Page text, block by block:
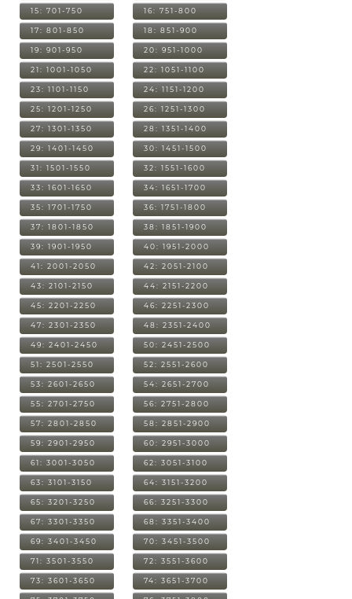
15: 701-750 16: 751-800
17: 801-850 18: 851-900
19: 901-950 20: 951-1000
21: 1001-1050 22: 1051-1100
23: 1101-1150 24: 1151-1200
25: 1201-1250 26: 1251-1300
27: 1301-1350 28: 1351-1400
29: 1401-1450 30: 1451-1500
31: 1501-1550 32: 1551-1600
33: 1601-1650 34: 1651-1700
35: 1701-1750 36: 1751-1800
37: 1801-1850 38: 1851-1900
39: 1901-1950 40: 1951-2000
41: 2001-2050 42: 2051-2100
43: 2101-2150 44: 2151-2200
45: 2201-2250 46: 2251-2300
47: 2301-2350 48: 2351-2400
49: 2401-2450 50: 2451-2500
51: 2501-2550 52: 2551-2600
53: 2601-2650 54: 2651-2700
55: 2701-2750 56: 2751-2800
57: 2801-2850 58: 2851-2900
59: 2901-2950 60: 2951-3000
61: 3001-3050 62: 3051-3100
63: 3101-3150 64: 3151-3200
65: 3201-3250 66: 3251-3300
67: 3301-3350 68: 3351-3400
69: 3401-3450 70: 3451-3500
71: 3501-3550 72: 3551-3600
73: 3601-3650 74: 3651-3700